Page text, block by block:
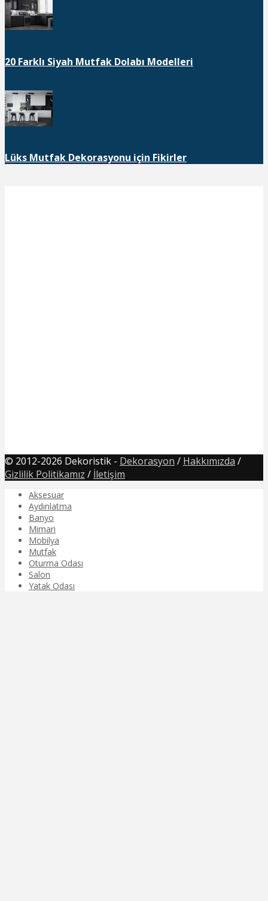
20 Farklı Siyah Mutfak Dolabı Modelleri
Lüks Mutfak Dekorasyonu için Fikirler
© 2012-2026 Dekoristik - Dekorasyon / Hakkımızda /
Gizlilik Politikamız / İletişim
Aksesuar
Aydınlatma
Banyo
Mimari
Mobilya
Mutfak
Oturma Odası
Salon
Yatak Odası